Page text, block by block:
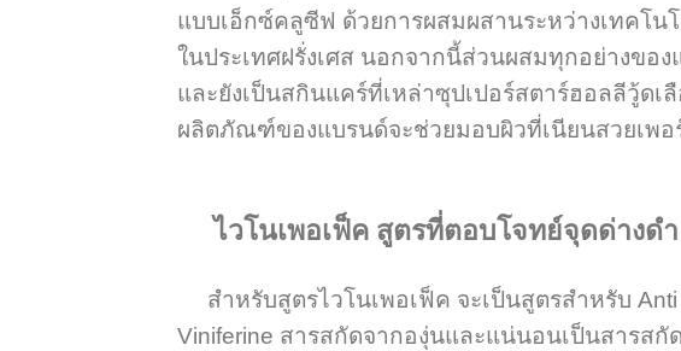
แบบเอ็กซ์คลูซีฟ ด้วยการผสมผสานระหว่างเทคโน
ในประเทศฝรั่งเศส นอกจากนี้ส่วนผสมทุกอย่างขอ
และยังเป็นสกินแคร์ที่เหล่าซุปเปอร์สตาร์ฮอลลีวู้ดเ
ผลิตภัณฑ์ของแบรนด์จะช่วยมอบผิวที่เนียนสวยเพ
ไวโนเพอเฟ็ค สูตรที่ตอบโจทย์จุดด่างดำ
สำหรับสูตรไวโนเพอเฟ็ค จะเป็นสูตรสำหรับ
Viniferine สารสกัดจากองุ่นและแน่นอนเป็นสารส